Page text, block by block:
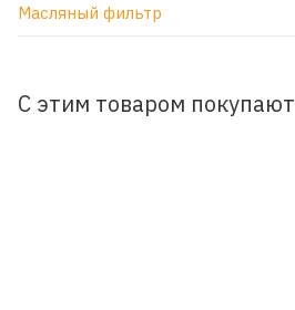
Масляный фильтр
С этим товаром покупают